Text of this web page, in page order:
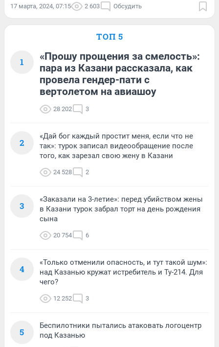
17 марта, 2024, 07:15 2 603 Обсудить
ТОП 5
1
«Прошу прощения за смелость»:
пара из Казани рассказала, как
провела гендер-пати с
вертолетом на авиашоу
28 202 3
2
«Дай бог каждый простит меня, если что не
так»: турок записал видеообращение после
того, как зарезал свою жену в Казани
24 528 2
3
«Заказали на 3-летие»: перед убийством жены
в Казани турок забрал торт на день рождения
сына
20 754 6
4
«Только отменили опасность, и тут такой шум»:
над Казанью кружат истребитель и Ту-214. Для
чего?
12 252 3
5
Беспилотники пытались атаковать логоцентр
под Казанью